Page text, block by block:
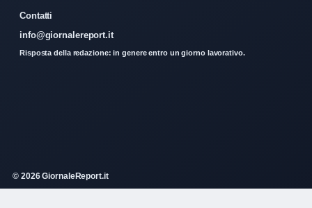
Contatti
info@giornalereport.it
Risposta della redazione: in genere entro un giorno lavorativo.
© 2026 GiornaleReport.it